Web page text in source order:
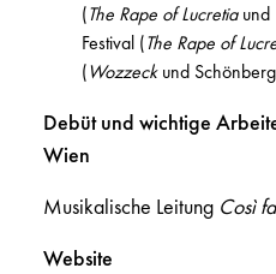
(The Rape of Lucretiaund
Festival (The Rape of
(Wozzeckund
Debüt und wichtige
Wien
Musikalische Leitung Così
Website